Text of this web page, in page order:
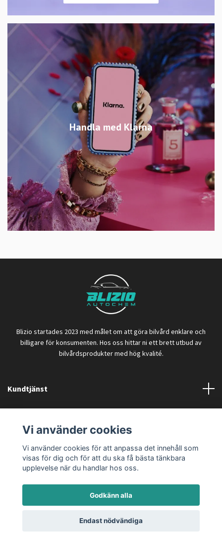
Handla med Klarna
Blizio startades 2023 med målet om att göra bilvård enklare och
billigare för konsumenten. Hos oss hittar ni ett brett utbud av
bilvårdsprodukter med hög kvalité.
Kundtjänst
© 2026 Blizio AB
Vi använder cookies
Vi använder cookies för att anpassa det innehåll som
visas för dig och för att du ska få bästa tänkbara
upplevelse när du handlar hos oss.
Godkänn alla
Endast nödvändiga